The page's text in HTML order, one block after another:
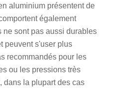
aluminium présentent de
également
sont pas aussi durables
peuvent s'user plus
recommandés pour les
ou les pressions très
dans la plupart des cas